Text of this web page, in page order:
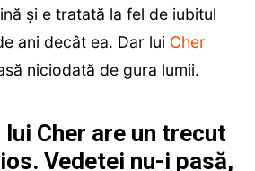
și e tratată la fel de iubitul
ani decât ea. Dar lui Cher
niciodată de gura lumii.
Cher are un trecut
Vedetei nu-i pasă,